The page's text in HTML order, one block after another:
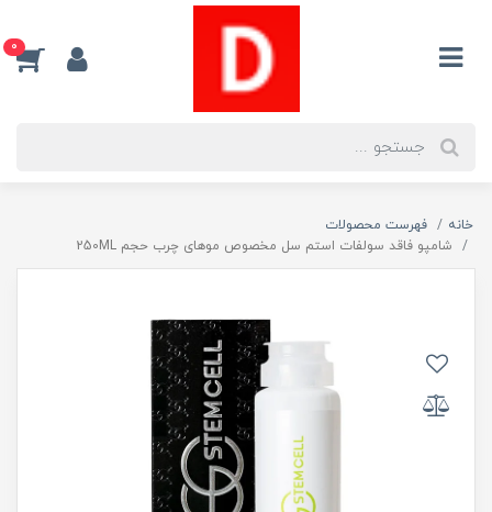
0
خانه
فهرست محصولات
شامپو فاقد سولفات استم سل مخصوص موهای چرب حجم 250ML